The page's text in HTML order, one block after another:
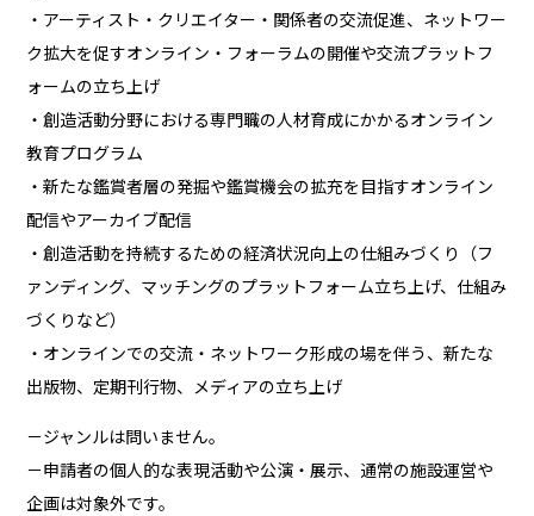
・アーティスト・クリエイター・関係者の交流促進、ネットワー
ク拡大を促すオンライン・フォーラムの開催や交流プラットフ
ォームの立ち上げ
・創造活動分野における専門職の人材育成にかかるオンライン
教育プログラム
・新たな鑑賞者層の発掘や鑑賞機会の拡充を目指すオンライン
配信やアーカイブ配信
・創造活動を持続するための経済状況向上の仕組みづくり（フ
ァンディング、マッチングのプラットフォーム立ち上げ、仕組み
づくりなど）
・オンラインでの交流・ネットワーク形成の場を伴う、新たな
出版物、定期刊行物、メディアの立ち上げ
－ジャンルは問いません。
－申請者の個人的な表現活動や公演・展示、通常の施設運営や
企画は対象外です。